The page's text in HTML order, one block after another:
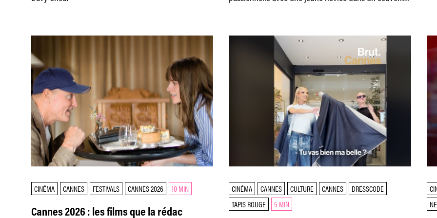
CINÉMA CANNES FESTIVALS CANNES 2026 10 MIN
Cannes 2026 : les films que la rédac
CINÉMA CANNES CULTURE CANNES
DRESSCODE
TAPIS ROUGE
5 MIN